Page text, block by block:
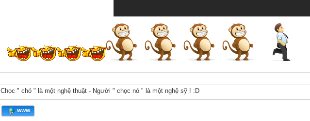
Chọc " chó " là một nghệ thuật - Người " chọc nó " là một nghệ sỹ ! :D
WWW